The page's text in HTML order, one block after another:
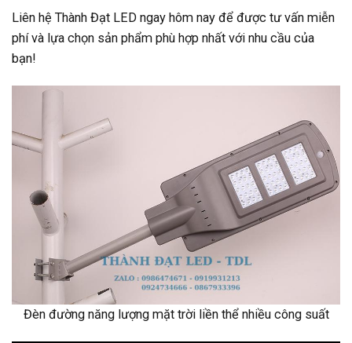
Liên hệ Thành Đạt LED ngay hôm nay để được tư vấn miễn
phí và lựa chọn sản phẩm phù hợp nhất với nhu cầu của
bạn!
Đèn đường năng lượng mặt trời liền thể nhiều công suất